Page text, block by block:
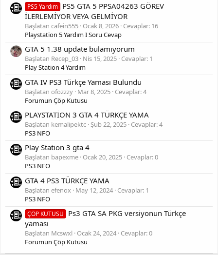
PS5 Yardım PS5 GTA 5 PPSA04263 GÖREV
İLERLEMİYOR VEYA GELMİYOR
Başlatan cafein555 Ocak 8, 2026 Cevaplar: 16
Playstation 5 Yardım I Soru Cevap
GTA 5 1.38 update bulamıyorum
Başlatan Recep_03 Nis 15, 2025 Cevaplar: 1
Play Station 4 Yardım
GTA IV PS3 Türkçe Yaması Bulundu
Başlatan ofozzzy Mar 8, 2025 Cevaplar: 4
Forumun Çöp Kutusu
PLAYSTATİON 3 GTA 4 TÜRKÇE YAMA
Başlatan kemalipektc Şub 22, 2025 Cevaplar: 4
PS3 NFO
Play Station 3 gta 4
Başlatan bapexme Ocak 20, 2025 Cevaplar: 0
PS3 NFO
GTA 4 PS3 TÜRKÇE YAMA
Başlatan efenox May 12, 2024 Cevaplar: 1
PS3 NFO
ÇÖP KUTUSU
Ps3 GTA SA PKG versiyonun Türkçe
yaması
Başlatan Mcswxl Ocak 24, 2024 Cevaplar: 0
Forumun Çöp Kutusu